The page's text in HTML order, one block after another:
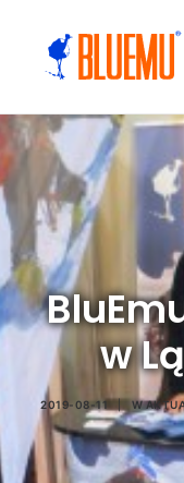
w
2019-08-11 W